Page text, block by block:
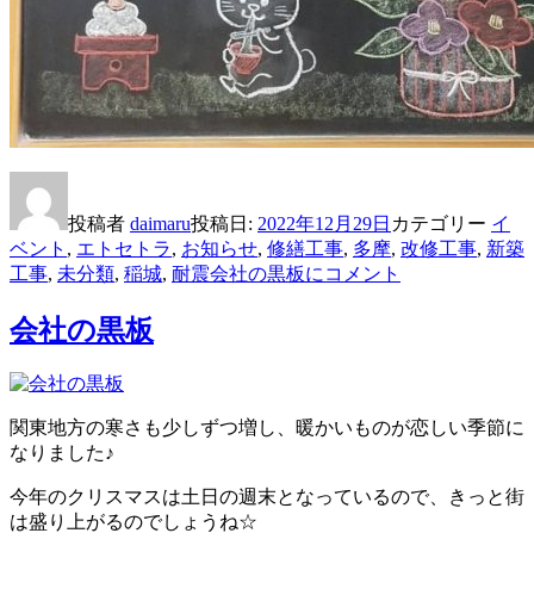
投稿者 daimaru投稿日: 2022年12月29日 カテゴリー イ
ベント , エトセトラ, お知らせ, 修繕工事, 多摩, 改修工事, 新築
工事, 未分類, 稲城, 耐震会社の黒板に コメント
会社の黒板
関東地方の寒さも少しずつ増し、暖かいものが恋しい季節に
なりました♪
今年のクリスマスは土日の週末となっているので、きっと街
は盛り上がるのでしょうね☆